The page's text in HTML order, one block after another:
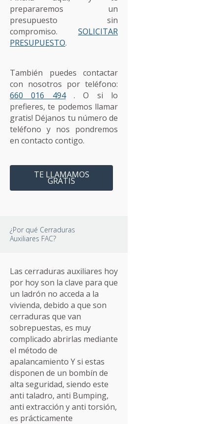
prepararemos un
presupuesto sin
compromiso. SOLICITAR
PRESUPUESTO.
También puedes contactar
con nosotros por teléfono:
660 016 494. O si lo
prefieres, te podemos llamar
gratis! Déjanos tu número de
teléfono y nos pondremos
en contacto contigo.
TE LLAMAMOS
GRATIS
¿Por qué Cerraduras
Auxiliares FAC?
Las cerraduras auxiliares hoy
por hoy son la clave para que
un ladrón no acceda a la
vivienda, debido a que son
cerraduras que van
sobrepuestas, es muy
complicado abrirlas mediante
el método de
apalancamiento Y si estas
disponen de un bombín de
alta seguridad, siendo este
anti taladro, anti Bumping,
anti extracción y anti torsión,
es prácticamente